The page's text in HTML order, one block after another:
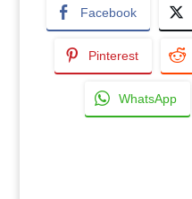
Facebook
Pinterest
WhatsApp